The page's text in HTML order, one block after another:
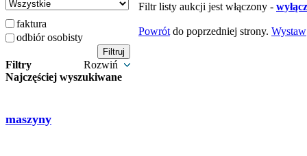
faktura
odbiór osobisty
Filtry
Rozwiń
Najczęściej wyszukiwane
maszyny
Filtr listy aukcji jest włączony -
Powrót do poprzedniej strony. Wystaw